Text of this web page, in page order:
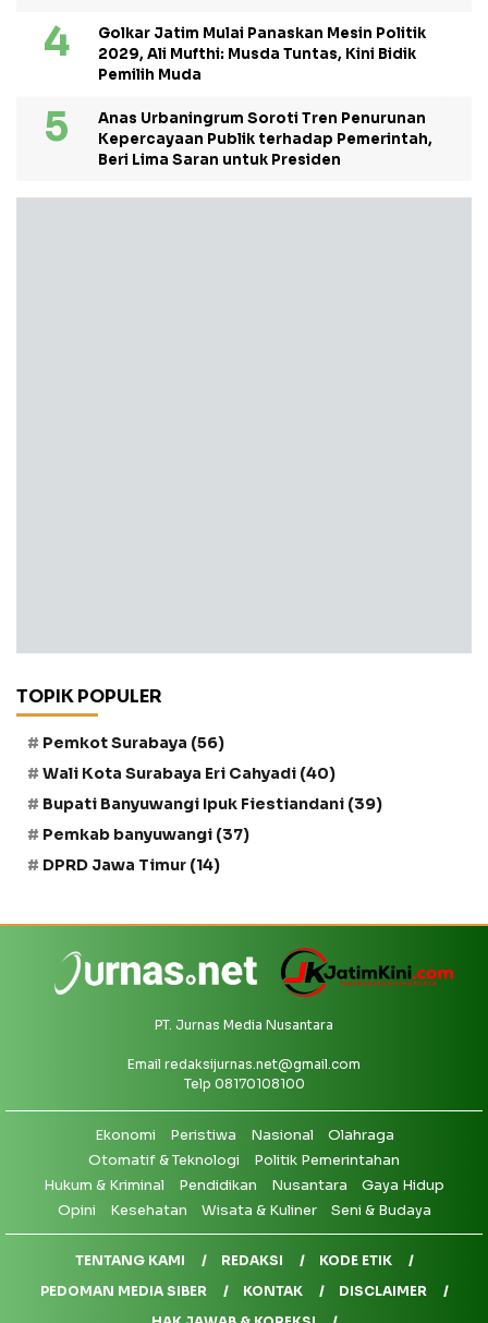
Golkar Jatim Mulai Panaskan Mesin Politik
2029, Ali Mufthi: Musda Tuntas, Kini Bidik
Pemilih Muda
Anas Urbaningrum Soroti Tren Penurunan
Kepercayaan Publik terhadap Pemerintah,
Beri Lima Saran untuk Presiden
TOPIK POPULER
Pemkot Surabaya (56)
Wali Kota Surabaya Eri Cahyadi (40)
Bupati Banyuwangi Ipuk Fiestiandani (39)
Pemkab banyuwangi (37)
DPRD Jawa Timur (14)
PT. Jurnas Media Nusantara
Email redaksijurnas.net@gmail.com
Telp 08170108100
Ekonomi Peristiwa Nasional
Olahraga
Otomatif & Teknologi
Politik Pemerintahan
Hukum & Kriminal
Pendidikan Nusantara
Gaya Hidup
Opini
Kesehatan Wisata & Kuliner Seni & Budaya
TENTANG KAMI REDAKSI
KODE ETIK
PEDOMAN MEDIA SIBER
KONTAK
DISCLAIMER